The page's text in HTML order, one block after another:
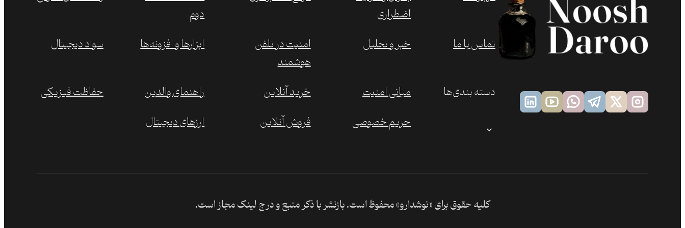
تماس با ما
دسته بندی‌ها
اضطراری
خبر و تحلیل
مبانی امنیت
حریم خصوصی
امنیت در تلفن
هوشمند
خرید آنلاین
فروش آنلاین
دوم
ابزارها و افزونه‌ها
راهنمای والدین
ارزهای دیجیتال
سواد دیجیتال
حفاظت فیزیکی
کلیه حقوق برای «نوشدارو» محفوظ است. بازنشر با ذکر منبع و درج لینک مجاز است.